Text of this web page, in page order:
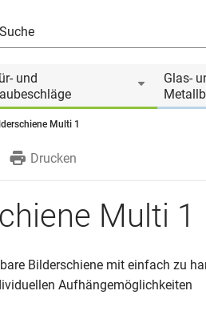
und
Glas-
Multi 1
Drucken
Multi 1
Bilderschiene mit einfach zu
Aufhängemöglichkeiten